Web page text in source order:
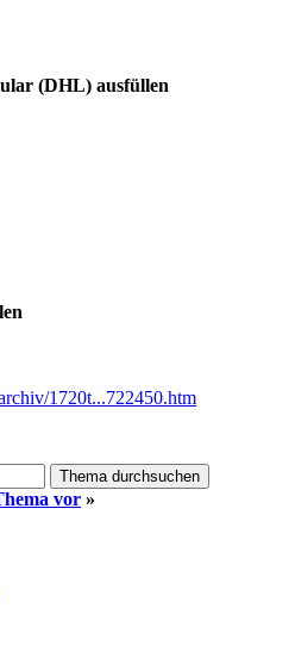
(DHL) ausfüllen
1720t...722450.htm
vor »